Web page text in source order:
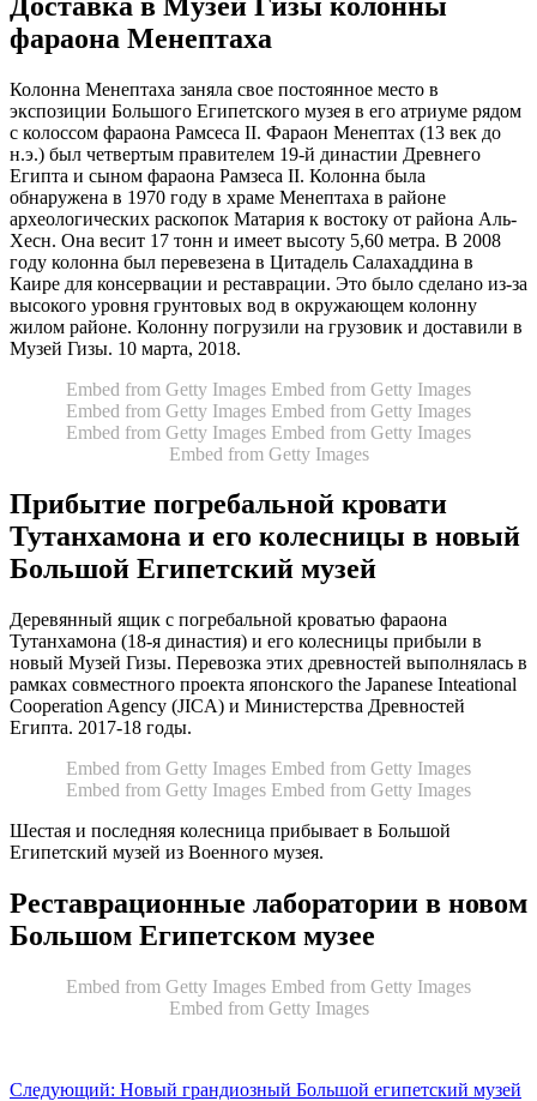
фараона Менептаха
Колонна Менептаха заняла свое постоянное место в
экспозиции Большого Египетского музея в его атриуме рядом
с колоссом фараона Рамсеса II. Фараон Менептах (13 век до
н.э.) был четвертым правителем 19-й династии Древнего
Египта и сыном фараона Рамзеса II. Колонна была
обнаружена в 1970 году в храме Менептаха в районе
археологических раскопок Матария к востоку от района Аль-
Хесн. Она весит 17 тонн и имеет высоту 5,60 метра. В 2008
году колонна был перевезена в Цитадель Салахаддина в
Каире для консервации и реставрации. Это было сделано из-за
высокого уровня грунтовых вод в окружающем колонну
жилом районе. Колонну погрузили на грузовик и доставили в
Музей Гизы. 10 марта, 2018.
Embed from Getty Images Embed from Getty Images
Embed from Getty Images Embed from Getty Images
Embed from Getty Images Embed from Getty Images
Embed from Getty Images
Прибытие погребальной кровати
Тутанхамона и его колесницы в новый
Большой Египетский музей
Деревянный ящик с погребальной кроватью фараона
Тутанхамона (18-я династия) и его колесницы прибыли в
новый Музей Гизы. Перевозка этих древностей выполнялась в
рамках совместного проекта японского the Japanese Inteational
Cooperation Agency (JICA) и Министерства Древностей
Египта. 2017-18 годы.
Embed from Getty Images Embed from Getty Images
Embed from Getty Images Embed from Getty Images
Шестая и последняя колесница прибывает в Большой
Египетский музей из Военного музея.
Реставрационные лаборатории в новом
Большом Египетском музее
Embed from Getty Images Embed from Getty Images
Embed from Getty Images
Следующий: Новый грандиозный Большой египетский музей